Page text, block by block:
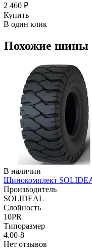
2 460 ₽
Купить
В один клик
Похожие шины
В наличии
Шинокомплект
Производитель
SOLIDEAL
Слойность
10PR
Типоразмер
4.00-8
Нет отзывов